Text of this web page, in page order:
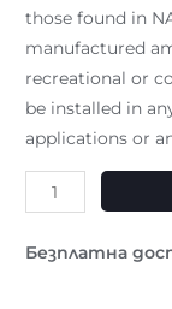
those found in
manufactured
recreational or
be installed in
applications or
Безплатна